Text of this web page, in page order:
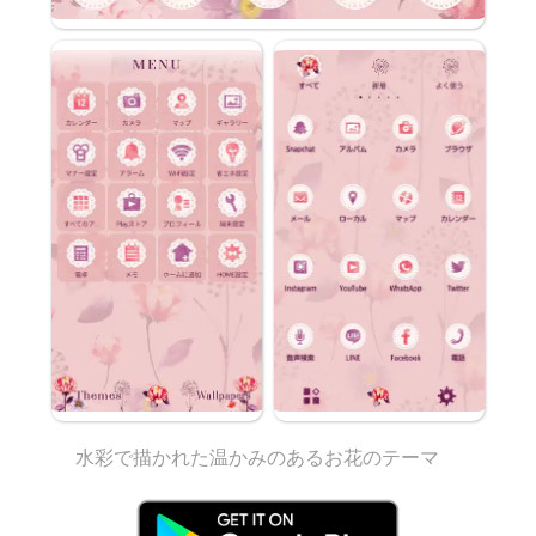
水彩で描かれた温かみのあるお花のテーマ